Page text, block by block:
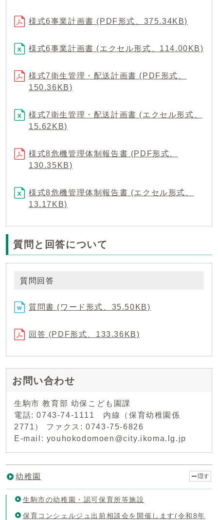
様式6事業計画書 (PDF形式、375.34KB)
様式6事業計画書 (エクセル形式、114.00KB)
様式7衛生管理・配送計画書 (PDF形式、
150.36KB)
様式7衛生管理・配送計画書 (エクセル形式、
15.62KB)
様式8危機管理体制報告書 (PDF形式、
130.35KB)
様式8危機管理体制報告書 (エクセル形式、
13.17KB)
質問と回答について
質問回答
質問書 (ワード形式、35.50KB)
回答 (PDF形式、133.36KB)
お問い合わせ
生駒市 教育部 幼保こども園課
電話: 0743-74-1111 内線（保育幼稚園係
2771） ファクス: 0743-75-6826
E-mail: youhokodomoen@city.ikoma.lg.jp
幼稚園 隠す
生駒市の幼稚園・認可保育所等施設
保育コンシェルジュ出前相談会を開催します(令和8年